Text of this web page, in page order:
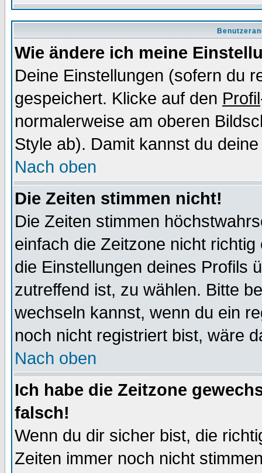
Wie ändere ich meine
Deine Einstellungen (sofern du
gespeichert. Klicke auf den Profil
normalerweise am oberen
Style ab). Damit kannst du
Nach oben
Die Zeiten stimmen nicht!
Die Zeiten stimmen
einfach die Zeitzone nicht
die Einstellungen deines Profils
zutreffend ist, zu wählen. Bitte
wechseln kannst, wenn du ein
noch nicht registriert bist, wäre
Nach oben
Ich habe die Zeitzone
falsch!
Wenn du dir sicher bist, die
Zeiten immer noch nicht